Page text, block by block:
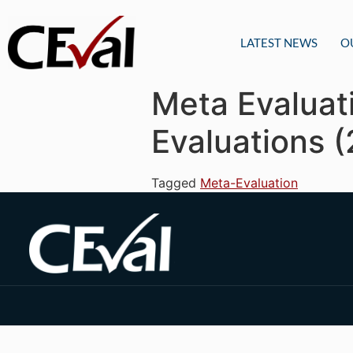
LATEST NEWS
Meta
Evaluations
Tagged Meta-Evaluation